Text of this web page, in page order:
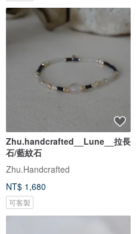
Zhu.handcrafted__Lune__拉長
石/藍紋石
Zhu.Handcrafted
NT$ 1,680
可客製